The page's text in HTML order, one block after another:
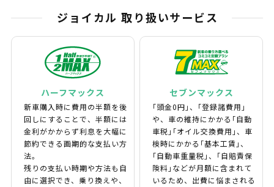
ジョイカル 取り扱いサービス
ハーフマックス
新車購入時に費用の半額を後
回しにすることで、半額には
金利がかからず利息を大幅に
節約できる画期的な支払い方
法。
残りの支払い時期や方法も自
由に選択でき、乗り換えや、
セブンマックス
｢頭金0円｣、｢登録諸費用｣
や、車の維持にかかる｢自動
車税｣｢オイル交換費用｣、車
検時にかかる｢基本工賃｣、
｢自動車重量税｣、｢自賠責保
険料｣などが月額に含まれて
いるため、出費に悩まされる